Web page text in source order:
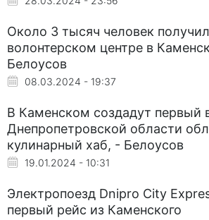
Около 3 тысяч человек
волонтерском центре в
Белоусов
08.03.2024 - 19:37
В Каменском создадут первый
Днепропетровской области
кулинарный хаб, - Белоусов
19.01.2024 - 10:31
Электропоезд Dnipro City
первый рейс из Каменского